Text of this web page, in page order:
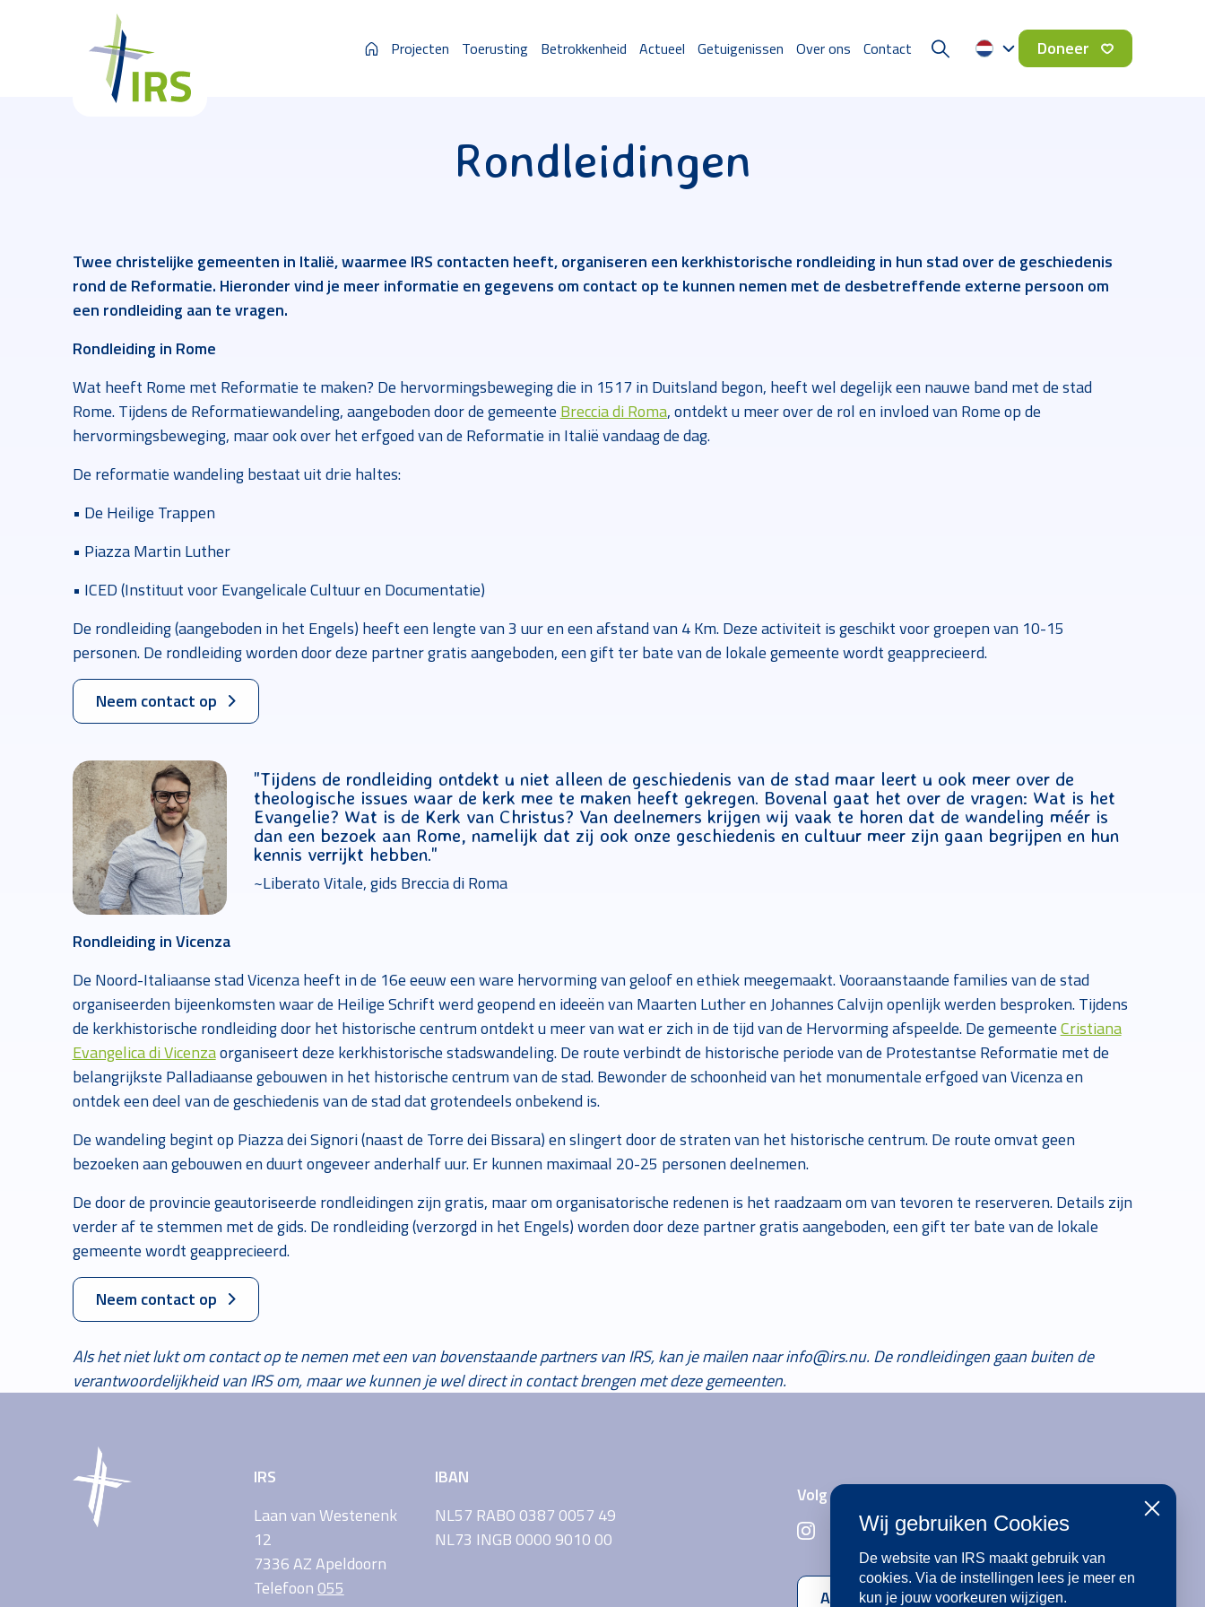
Projecten Toerusting Betrokkenheid Actueel Getuigenissen Over ons Contact Doneer
Rondleidingen
Twee christelijke gemeenten in Italië, waarmee IRS contacten heeft, organiseren een kerkhistorische rondleiding in hun stad over de geschiedenis
rond de Reformatie. Hieronder vind je meer informatie en gegevens om contact op te kunnen nemen met de desbetreffende externe persoon om
een rondleiding aan te vragen.
Rondleiding in Rome
Wat heeft Rome met Reformatie te maken? De hervormingsbeweging die in 1517 in Duitsland begon, heeft wel degelijk een nauwe band met de stad
Rome. Tijdens de Reformatiewandeling, aangeboden door de gemeente Breccia di Roma, ontdekt u meer over de rol en invloed van Rome op de
hervormingsbeweging, maar ook over het erfgoed van de Reformatie in Italië vandaag de dag.
De reformatie wandeling bestaat uit drie haltes:
• De Heilige Trappen
• Piazza Martin Luther
• ICED (Instituut voor Evangelicale Cultuur en Documentatie)
De rondleiding (aangeboden in het Engels) heeft een lengte van 3 uur en een afstand van 4 Km. Deze activiteit is geschikt voor groepen van 10-15
personen. De rondleiding worden door deze partner gratis aangeboden, een gift ter bate van de lokale gemeente wordt geapprecieerd.
Neem contact op
"Tijdens de rondleiding ontdekt u niet alleen de geschiedenis van de stad maar leert u ook meer over de
theologische issues waar de kerk mee te maken heeft gekregen. Bovenal gaat het over de vragen: Wat is het
Evangelie? Wat is de Kerk van Christus? Van deelnemers krijgen wij vaak te horen dat de wandeling méér is
dan een bezoek aan Rome, namelijk dat zij ook onze geschiedenis en cultuur meer zijn gaan begrijpen en hun
kennis verrijkt hebben."
~Liberato Vitale, gids Breccia di Roma
Rondleiding in Vicenza
De Noord-Italiaanse stad Vicenza heeft in de 16e eeuw een ware hervorming van geloof en ethiek meegemaakt. Vooraanstaande families van de stad
organiseerden bijeenkomsten waar de Heilige Schrift werd geopend en ideeën van Maarten Luther en Johannes Calvijn openlijk werden besproken. Tijdens
de kerkhistorische rondleiding door het historische centrum ontdekt u meer van wat er zich in de tijd van de Hervorming afspeelde. De gemeenteCristiana
Evangelica di Vicenzaorganiseert deze kerkhistorische stadswandeling. De route verbindt de historische periode van de Protestantse Reformatie met de
belangrijkste Palladiaanse gebouwen in het historische centrum van de stad. Bewonder de schoonheid van het monumentale erfgoed van Vicenza en
ontdek een deel van de geschiedenis van de stad dat grotendeels onbekend is.
De wandeling begint op Piazza dei Signori (naast de Torre dei Bissara) en slingert door de straten van het historische centrum. De route omvat geen
bezoeken aan gebouwen en duurt ongeveer anderhalf uur. Er kunnen maximaal 20-25 personen deelnemen.
De door de provincie geautoriseerde rondleidingen zijn gratis, maar om organisatorische redenen is het raadzaam om van tevoren te reserveren. Details zijn
verder af te stemmen met de gids. De rondleiding (verzorgd in het Engels) worden door deze partner gratis aangeboden, een gift ter bate van de lokale
gemeente wordt geapprecieerd.
Neem contact op
Als het niet lukt om contact op te nemen met een van bovenstaande partners van IRS, kan je mailen naar info@irs.nu. De rondleidingen gaan buiten de
verantwoordelijkheid van IRS om, maar we kunnen je wel direct in contact brengen met deze gemeenten.
IRS
Laan van Westenenk
12
7336 AZ Apeldoorn
Telefoon 055
IBAN
NL57 RABO 0387 0057 49
NL73 INGB 0000 9010 00
Volg ons op social media
Aanmelden voor de nieuwsbrief
Wij gebruiken Cookies
De website van IRS maakt gebruik van
cookies. Via de instellingen lees je meer en
kun je jouw voorkeuren wijzigen.
Sluiten